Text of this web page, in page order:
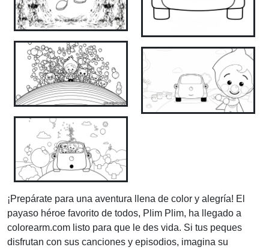
¡Prepárate para una aventura llena de color y alegría! El
payaso héroe favorito de todos, Plim Plim, ha llegado a
colorearm.com listo para que le des vida. Si tus peques
disfrutan con sus canciones y episodios, imagina su